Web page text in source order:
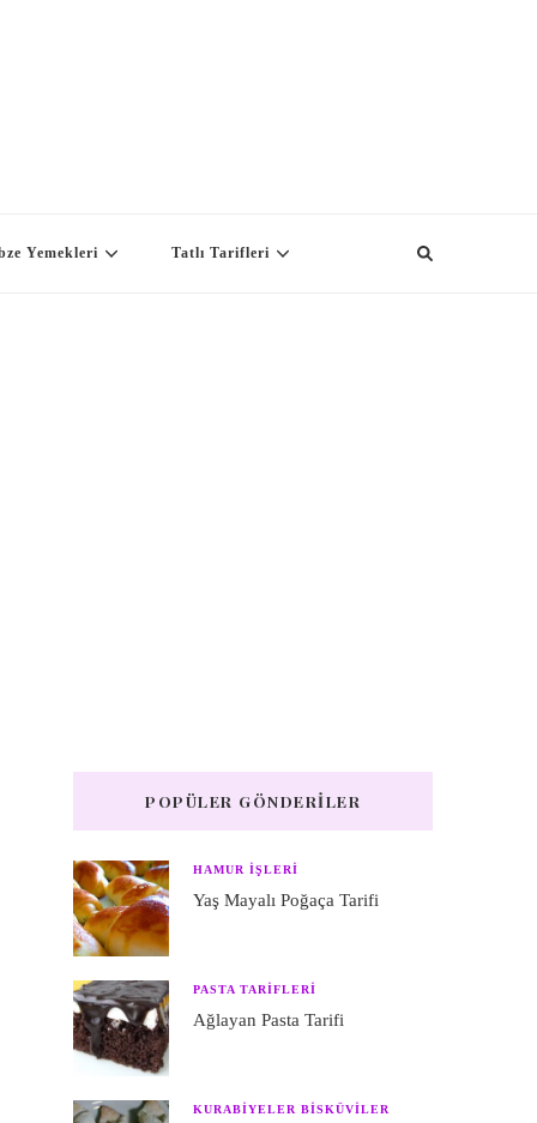
Yemekleri Tatlı Tarifleri
POPÜLER GÖNDERILER
HAMUR IŞLERI
Yaş Mayalı Poğaça Tarifi
PASTA TARIFLERI
Ağlayan Pasta Tarifi
KURABIYELER BISKÜVILER